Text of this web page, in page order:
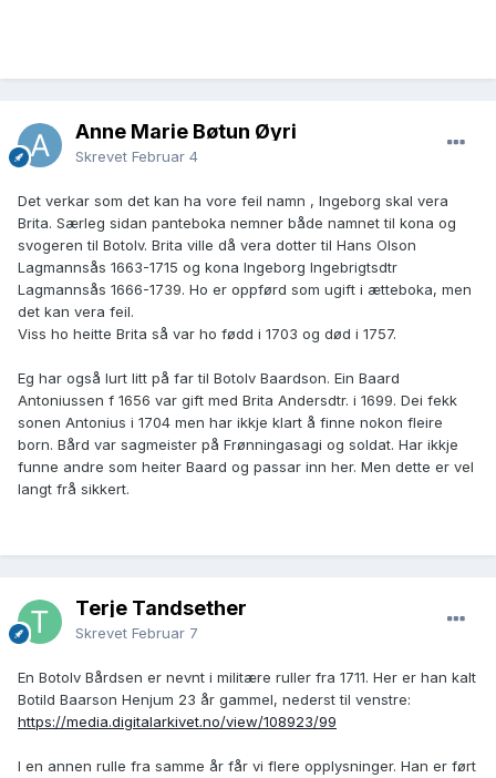
Anne Marie Bøtun Øyri
Skrevet Februar 4
Det verkar som det kan ha vore feil namn , Ingeborg skal vera
Brita. Særleg sidan panteboka nemner både namnet til kona og
svogeren til Botolv. Brita ville då vera dotter til Hans Olson
Lagmannsås 1663-1715 og kona Ingeborg Ingebrigtsdtr
Lagmannsås 1666-1739. Ho er oppførd som ugift i ætteboka, men
det kan vera feil.
Viss ho heitte Brita så var ho fødd i 1703 og død i 1757.
Eg har også lurt litt på far til Botolv Baardson. Ein Baard
Antoniussen f 1656 var gift med Brita Andersdtr. i 1699. Dei fekk
sonen Antonius i 1704 men har ikkje klart å finne nokon fleire
born. Bård var sagmeister på Frønningasagi og soldat. Har ikkje
funne andre som heiter Baard og passar inn her. Men dette er vel
langt frå sikkert.
Terje Tandsether
Skrevet Februar 7
En Botolv Bårdsen er nevnt i militære ruller fra 1711. Her er han kalt
Botild Baarson Henjum 23 år gammel, nederst til venstre:
https://media.digitalarkivet.no/view/108923/99
I en annen rulle fra samme år får vi flere opplysninger. Han er ført